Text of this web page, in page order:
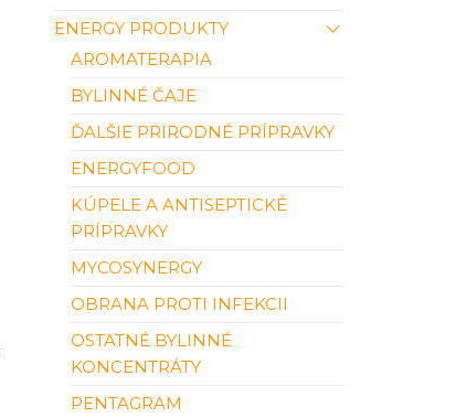
ENERGY PRODUKTY
AROMATERAPIA
BYLINNÉ ČAJE
ĎALŠIE PRIRODNÉ PRÍPRAVKY
ENERGYFOOD
KÚPELE A ANTISEPTICKÉ
PRÍPRAVKY
MYCOSYNERGY
OBRANA PROTI INFEKCII
OSTATNÉ BYLINNÉ
KONCENTRÁTY
PENTAGRAM